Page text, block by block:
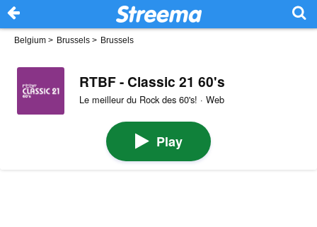
Belgium > Brussels > Brussels
RTBF - Classic 21 60's
Le meilleur du Rock des 60's! · Web
Play